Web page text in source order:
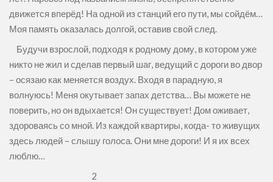
движется вперёд! На одной из станций его пути, мы сойдём…
Моя память оказалась долгой, оставив свой след.
Будучи взрослой, подходя к родному дому, в котором уже
никто не жил и сделав первый шаг, ведущий с дороги во двор
– осязаю как меняется воздух. Входя в парадную, я
волнуюсь! Меня окутывает запах детства… Вы можете не
поверить, но он вдыхается! Он существует! Дом оживает,
здороваясь со мной. Из каждой квартиры, когда- то живущих
здесь людей – слышу голоса. Они мне дороги! И я их всех
люблю…
2